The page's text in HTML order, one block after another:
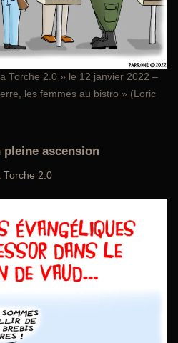
Torche 2.0 » le 12 janvier 2022 –
les femmes au bistro » (Loric
pleine ascension
Torche 2.0